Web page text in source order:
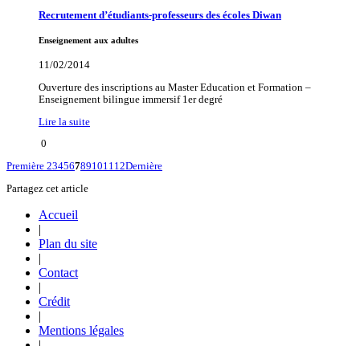
Recrutement d’étudiants-professeurs des écoles Diwan
Enseignement aux adultes
11/02/2014
Ouverture des inscriptions au Master Education et Formation –
Enseignement bilingue immersif 1er degré
Lire la suite
0
Première 23456789101112Dernière
Partagez cet article
Accueil
|
Plan du site
|
Contact
|
Crédit
|
Mentions légales